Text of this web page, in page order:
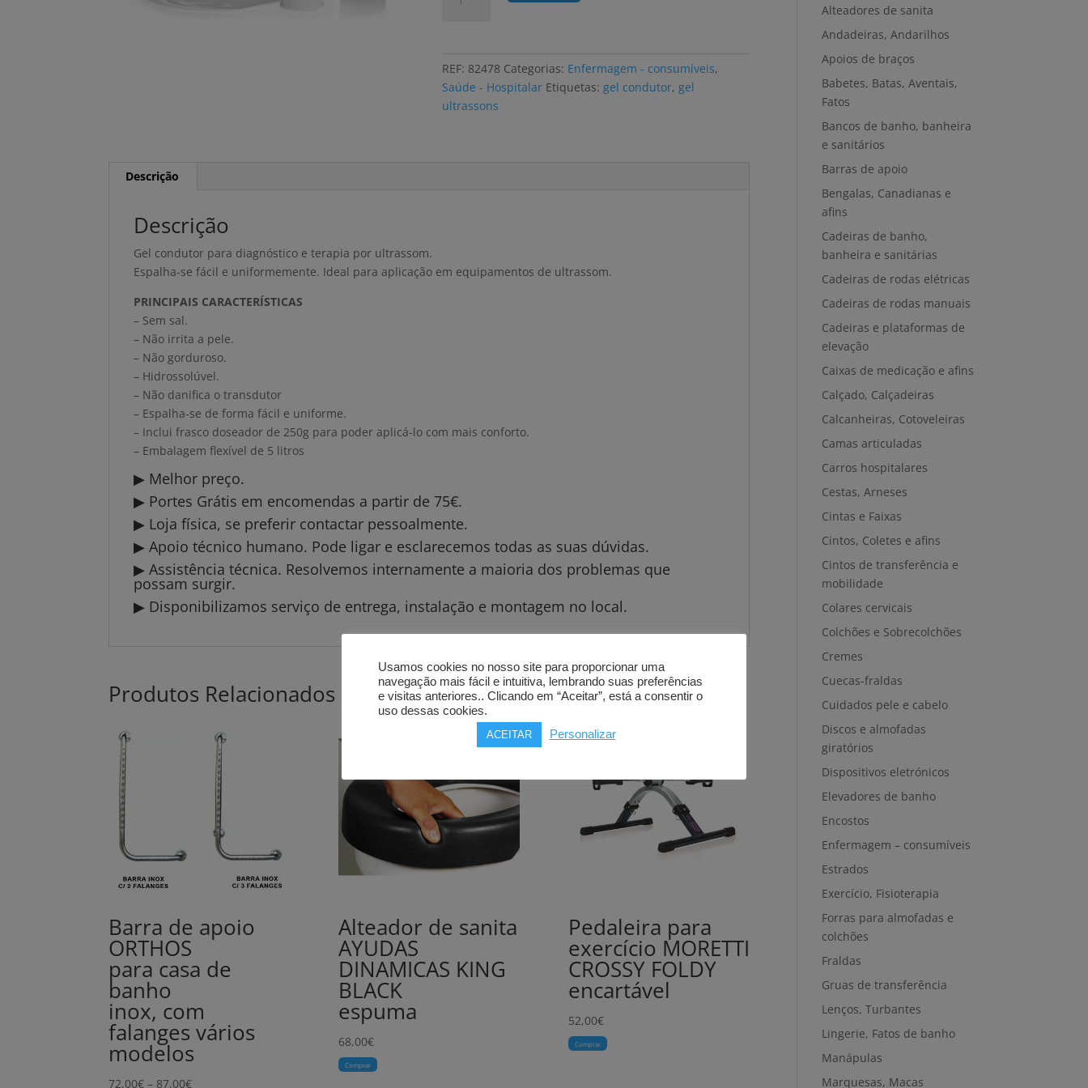
embalagem
flexível
REF: 82478 Categorias: Enfermagem - consumíveis,
Saúde - Hospitalar Etiquetas:gel condutor,gel
ultrassons
Descrição
Descrição
Gel condutor para diagnóstico e terapia por ultrassom.
Espalha-se fácil e uniformemente. Ideal para aplicação em equipamentos de ultrassom.
PRINCIPAIS CARACTERÍSTICAS
– Sem sal.
– Não irrita a pele.
– Não gorduroso.
– Hidrossolúvel.
– Não danifica o transdutor
– Espalha-se de forma fácil e uniforme.
– Inclui frasco doseador de 250g para poder aplicá-lo com mais conforto.
– Embalagem flexível de 5 litros
▶ Melhor preço.
▶ Portes Grátis em encomendas a partir de 75€.
▶ Loja física, se preferir contactar pessoalmente.
▶ Apoio técnico humano. Pode ligar e esclarecemos todas as suas dúvidas.
▶ Assistência técnica. Resolvemos internamente a maioria dos problemas que
possam surgir.
▶ Disponibilizamos serviço de entrega, instalação e montagem no local.
Produtos Relacionados
Barra de apoio
ORTHOS
para casa de
banho
inox, com
falanges vários
modelos
72,00€ – 87,00€Price
Alteador de sanita
AYUDAS
DINAMICAS KING
BLACK
espuma
68,00€
Comprar
Pedaleira para
exercício MORETTI
CROSSY FOLDY
encartável
52,00€
Comprar
Alteadores de sanita
Andadeiras, Andarilhos
Apoios de braços
Babetes, Batas, Aventais,
Fatos
Bancos de banho, banheira
e sanitários
Barras de apoio
Bengalas, Canadianas e
afins
Cadeiras de banho,
banheira e sanitárias
Cadeiras de rodas elétricas
Cadeiras de rodas manuais
Cadeiras e plataformas de
elevação
Caixas de medicação e afins
Calçado, Calçadeiras
Calcanheiras, Cotoveleiras
Camas articuladas
Carros hospitalares
Cestas, Arneses
Cintas e Faixas
Cintos, Coletes e afins
Cintos de transferência e
mobilidade
Colares cervicais
Colchões e Sobrecolchões
Cremes
Cuecas-fraldas
Cuidados pele e cabelo
Discos e almofadas
giratórios
Dispositivos eletrónicos
Elevadores de banho
Encostos
Enfermagem – consumíveis
Estrados
Exercício, Fisioterapia
Forras para almofadas e
colchões
Fraldas
Gruas de transferência
Lenços, Turbantes
Lingerie, Fatos de banho
Manápulas
Marquesas, Macas
Usamos cookies no nosso site para proporcionar uma
navegação mais fácil e intuitiva, lembrando suas preferências
e visitas anteriores.. Clicando em “Aceitar”, está a consentir o
uso dessas cookies.
ACEITAR Personalizar